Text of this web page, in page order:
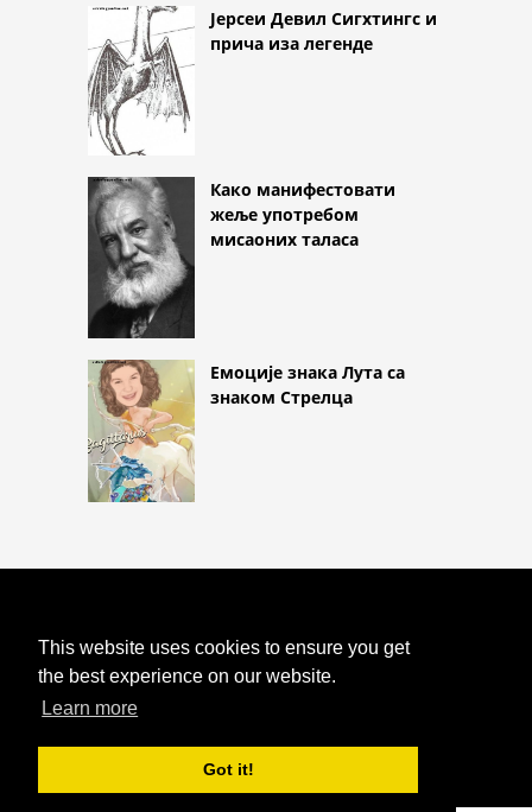
This website uses cookies to ensure you get
the best experience on our website.
Learn more
Got it!
Јерсеи Девил Сигхтингс и
прича иза легенде
Како манифестовати
жеље употребом
мисаоних таласа
Емоције знака Лута са
знаком Стрелца
ДУХОВНО БУЂЕЊЕ И
КАРАКТЕРИСТИКЕ ДУХОВНО